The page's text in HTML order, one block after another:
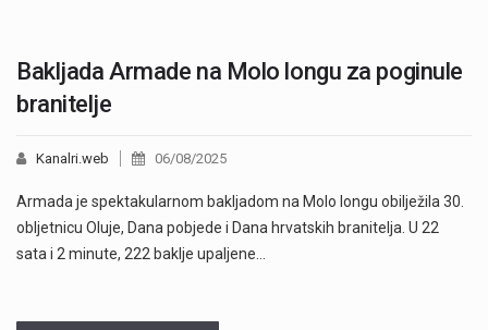
Bakljada Armade na Molo longu za poginule
branitelje
Kanalri.web 06/08/2025
Armada je spektakularnom bakljadom na Molo longu obilježila 30.
obljetnicu Oluje, Dana pobjede i Dana hrvatskih branitelja. U 22
sata i 2 minute, 222 baklje upaljene…